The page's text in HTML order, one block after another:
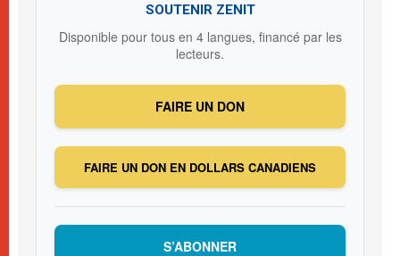
SOUTENIR ZENIT
Disponible pour tous en 4 langues, financé par les
lecteurs.
FAIRE UN DON
FAIRE UN DON EN DOLLARS CANADIENS
S’ABONNER